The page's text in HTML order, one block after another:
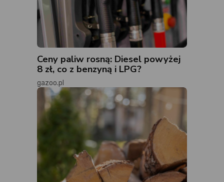
Ceny paliw rosną: Diesel powyżej
8 zł, co z benzyną i LPG?
gazoo.pl